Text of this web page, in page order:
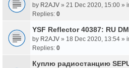
by R2AJV » 21 Dec 2020, 15:00 »
Replies: 0
YSF Reflector 40387: RU
by R2AJV » 18 Dec 2020, 13:54 »
Replies: 0
Куплю радиостанцию